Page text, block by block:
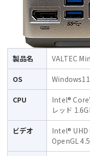
製品名 VALTEC
OS
CPU
Intel®
レッド
ビデオ
Intel®
OpenGL